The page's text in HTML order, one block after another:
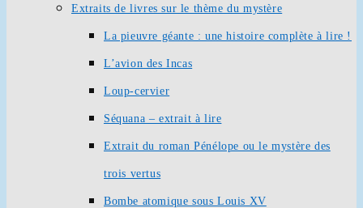
Extraits de livres sur le thème du mystère
La pieuvre géante : une histoire complète à lire !
L’avion des Incas
Loup-cervier
Séquana – extrait à lire
Extrait du roman Pénélope ou le mystère des
trois vertus
Bombe atomique sous Louis XV